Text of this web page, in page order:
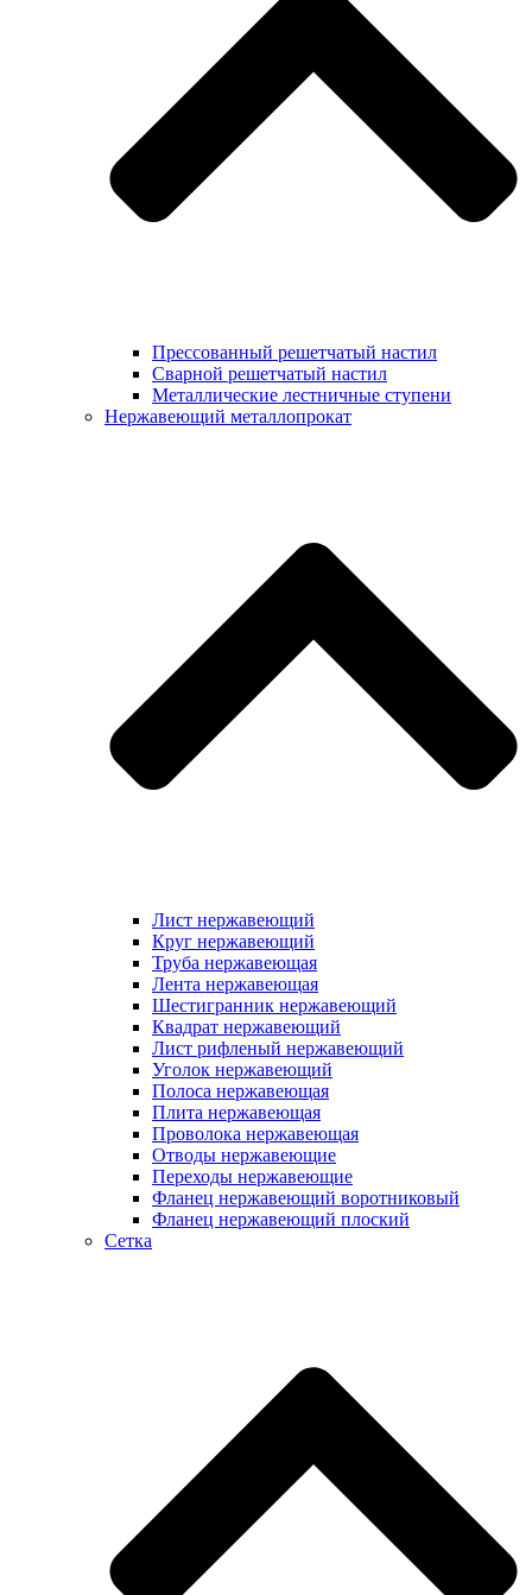
Прессованный решетчатый настил
Сварной решетчатый настил
Металлические лестничные ступени
Нержавеющий металлопрокат
Лист нержавеющий
Круг нержавеющий
Труба нержавеющая
Лента нержавеющая
Шестигранник нержавеющий
Квадрат нержавеющий
Лист рифленый нержавеющий
Уголок нержавеющий
Полоса нержавеющая
Плита нержавеющая
Проволока нержавеющая
Отводы нержавеющие
Переходы нержавеющие
Фланец нержавеющий воротниковый
Фланец нержавеющий плоский
Сетка